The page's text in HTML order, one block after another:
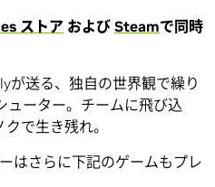
ストア および Steamで同時
が送る、独自の世界観で繰り
ーター。チームに飛び込
で生き残れ。
はさらに下記のゲームもプレ